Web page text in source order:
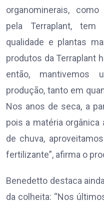
organominerais,
pela Terraplant,
qualidade e plantas
produtos da Terraplant
então, mantivemos
produção, tanto em
Nos anos de seca, a
pois a matéria orgânica
de chuva,
fertilizante”, afirma o
Benedetto destaca
da colheita: “Nos